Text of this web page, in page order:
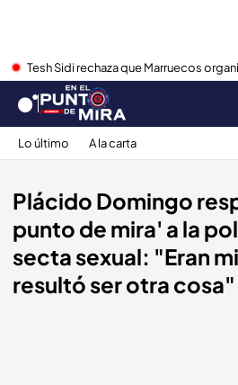
Tesh Sidi rechaza que Marruecos
Lo último A la carta
Plácido Domingo
punto de mira' a la
secta sexual: "Eran
resultó ser otra cosa"